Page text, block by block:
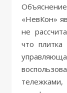
«НевКон»
не
что плитка